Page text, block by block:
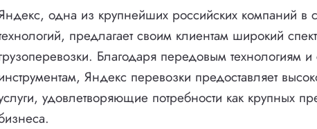
одна из крупнейших российских компаний
предлагает своим клиентам широкий
Благодаря передовым технологиям
Яндекс перевозки предоставляет
удовлетворяющие потребности как крупных